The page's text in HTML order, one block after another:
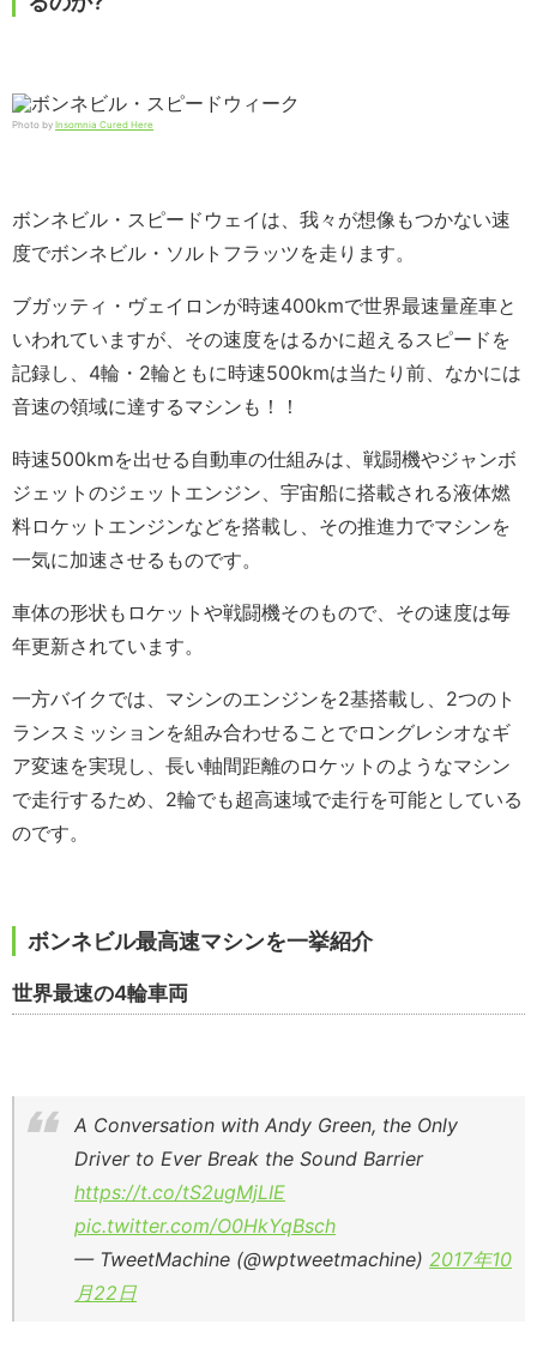
Photo by Insomnia Cured Here
ボンネビル・スピードウェイは、我々が想像もつかない速
度でボンネビル・ソルトフラッツを走ります。
ブガッティ・ヴェイロンが時速400kmで世界最速量産車と
いわれていますが、その速度をはるかに超えるスピードを
記録し、4輪・2輪ともに時速500kmは当たり前、なかには
音速の領域に達するマシンも！！
時速500kmを出せる自動車の仕組みは、戦闘機やジャンボ
ジェットのジェットエンジン、宇宙船に搭載される液体燃
料ロケットエンジンなどを搭載し、その推進力でマシンを
一気に加速させるものです。
車体の形状もロケットや戦闘機そのもので、その速度は毎
年更新されています。
一方バイクでは、マシンのエンジンを2基搭載し、2つのト
ランスミッションを組み合わせることでロングレシオなギ
ア変速を実現し、長い軸間距離のロケットのようなマシン
で走行するため、2輪でも超高速域で走行を可能としている
のです。
ボンネビル最高速マシンを一挙紹介
世界最速の4輪車両
A Conversation with Andy Green, the Only
Driver to Ever Break the Sound Barrier
https://t.co/tS2ugMjLIE
pic.twitter.com/O0HkYqBsch
— TweetMachine (@wptweetmachine) 2017年10
月22日